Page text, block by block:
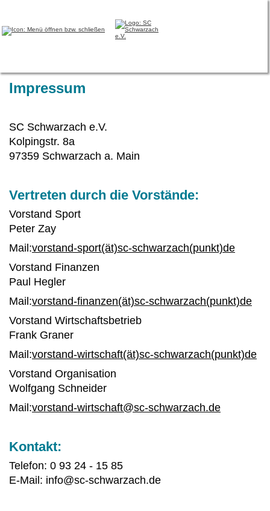
Impressum
SC Schwarzach e.V.
Kolpingstr. 8a
97359 Schwarzach a. Main
Vertreten durch die Vorstände:
Vorstand Sport
Peter Zay
Mail:vorstand-sport(ät)sc-schwarzach(punkt)de
Vorstand Finanzen
Paul Hegler
Mail:vorstand-finanzen(ät)sc-schwarzach(punkt)de
Vorstand Wirtschaftsbetrieb
Frank Graner
Mail:vorstand-wirtschaft(ät)sc-schwarzach(punkt)de
Vorstand Organisation
Wolfgang Schneider
Mail:vorstand-wirtschaft@sc-schwarzach.de
Kontakt:
Telefon: 0 93 24 - 15 85
E-Mail: info@sc-schwarzach.de